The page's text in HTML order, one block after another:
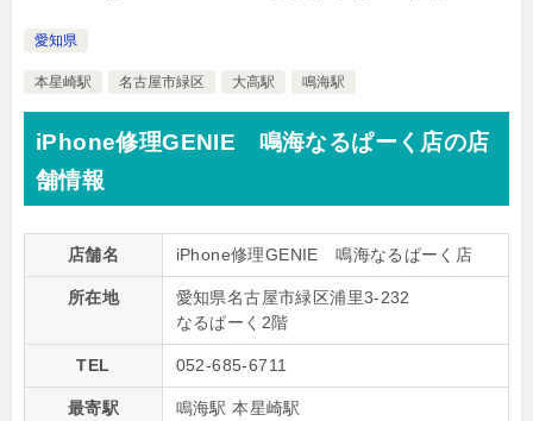
愛知県
本星崎駅 名古屋市緑区 大高駅 鳴海駅
iPhone修理GENIE 鳴海なるぱーく店の店
舗情報
店舗名 iPhone修理GENIE 鳴海なるぱーく店
所在地
愛知県名古屋市緑区浦里3-232
なるぱーく2階
TEL 052-685-6711
最寄駅 鳴海駅 本星崎駅